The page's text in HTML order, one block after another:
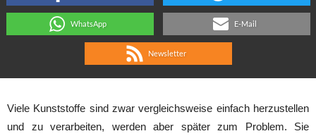
WhatsApp E-Mail
Newsletter
Viele Kunststoffe sind zwar vergleichsweise einfach herzustellen
und zu verarbeiten, werden aber später zum Problem. Sie